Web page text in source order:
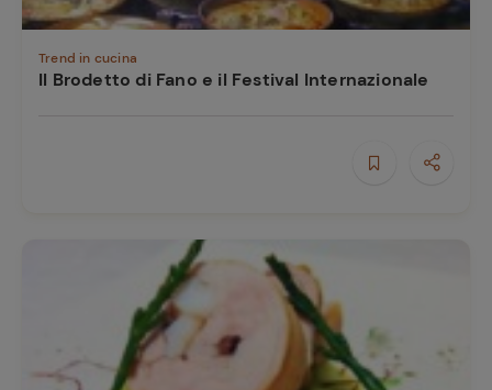
frutta
sensi di
Trend in cucina
Il Brodetto di Fano e il Festival Internazionale